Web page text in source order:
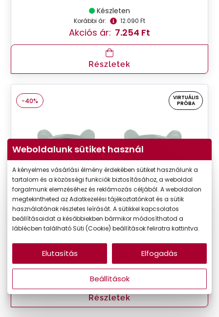
Készleten
Korábbi ár: 12.090 Ft
Akciós ár: 7.254 Ft
Részletek
-40%
VIRTUÁLIS
PRÓBA
Unofficial
UJ6041 002
Készleten
Korábbi ár: 12.090 Ft
Akciós ár: 7.254 Ft
Részletek
Weboldalunk sütiket használ
A kényelmes vásárlási élmény érdekében sütiket használunk a
tartalom és a közösségi funkciók biztosításához, a weboldal
forgalmunk elemzéséhez és reklámozás céljából. A weboldalon
megtekintheted az Adatkezelési tájékoztatónkat és a sütik
használatának részletes leírását. A sütikkel kapcsolatos
beállításaidat a későbbiekben bármikor módosíthatod a
láblécben található Süti (Cookie) beállítások feliratra kattintva.
Beállítások
Elutasítás Elfogadás